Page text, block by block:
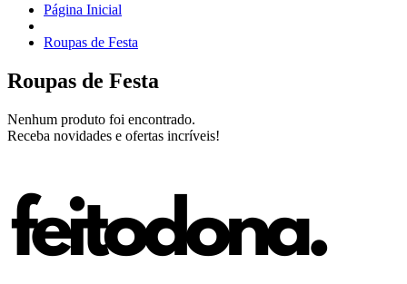
Página Inicial
Roupas de Festa
Roupas de Festa
Nenhum produto foi encontrado.
Receba novidades e ofertas incríveis!